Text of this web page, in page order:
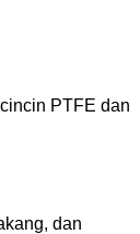
PTFE dan
dan